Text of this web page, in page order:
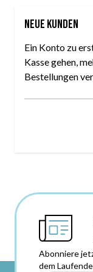
Neue Kunden
Ein Konto zu
Kasse gehen,
Bestellungen
Abonniere
dem